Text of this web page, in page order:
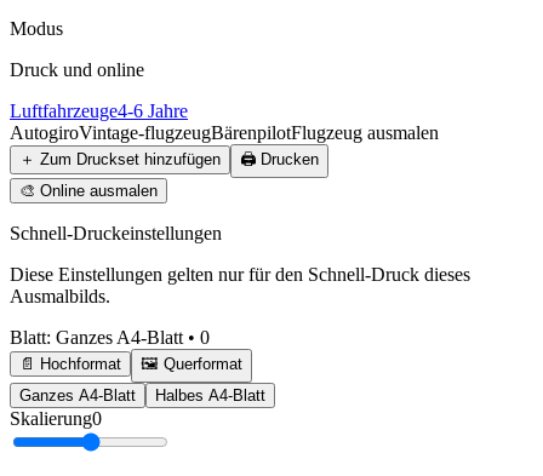
Modus
Druck und online
Luftfahrzeuge4-6 Jahre
AutogiroVintage-flugzeugBärenpilotFlugzeug ausmalen
＋ Zum Druckset hinzufügen 🖨️ Drucken
🎨 Online ausmalen
Schnell-Druckeinstellungen
Diese Einstellungen gelten nur für den Schnell-Druck dieses
Ausmalbilds.
Blatt: Ganzes A4-Blatt • 0
📄 Hochformat
🖼️ Querformat
Ganzes A4-Blatt
Halbes A4-Blatt
Skalierung0